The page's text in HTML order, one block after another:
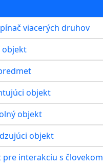
viacerých druhov
objekt
objekt
objekt
objekt
pre interakciu s človekom